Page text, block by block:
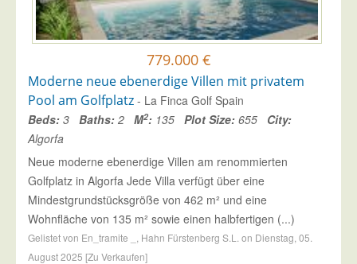
779.000 €
Moderne neue ebenerdige Villen mit privatem
Pool am Golfplatz - La Finca Golf Spain
Beds: 3 Baths: 2 M2: 135 Plot Size: 655 City:
Algorfa
Neue moderne ebenerdige Villen am renommierten
Golfplatz in Algorfa Jede Villa verfügt über eine
Mindestgrundstücksgröße von 462 m² und eine
Wohnfläche von 135 m² sowie einen halbfertigen (...)
Gelistet von En_tramite _, Hahn Fürstenberg S.L. on Dienstag, 05.
August 2025 [Zu Verkaufen]